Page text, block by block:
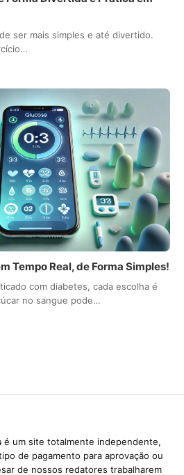
ser mais simples e até divertido.
Tempo Real, de Forma Simples!
com diabetes, cada escolha é
no sangue pode…
é um site totalmente independente,
de pagamento para aprovação ou
de nossos redatores trabalharem